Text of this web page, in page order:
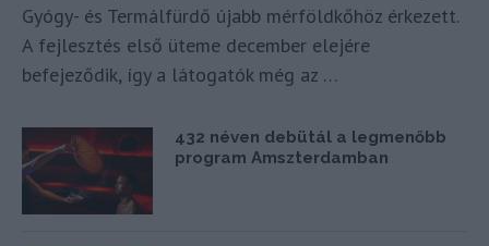
Gyógy- és Termálfürdő újabb mérföldkőhöz érkezett.
A fejlesztés első üteme december elejére
befejeződik, így a látogatók még az …
432 néven debütál a legmenőbb
program Amszterdamban